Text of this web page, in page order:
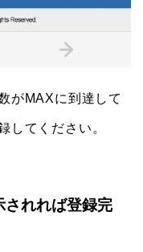
がMAXに到達して
してください。
れれば登録完